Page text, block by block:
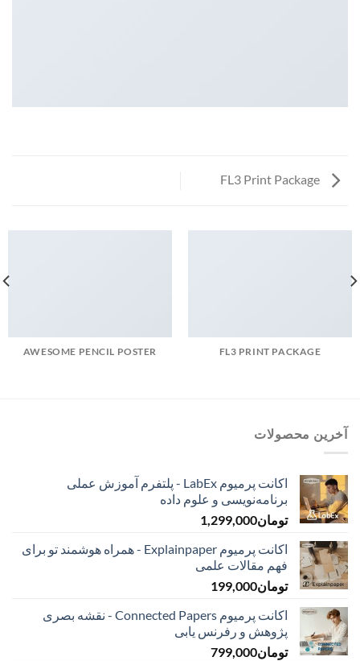
FL3 PRINT PACKAGE
AWESOME PENCIL POSTER
آخرین محصولات
اکانت پرمیوم LabEx - پلتفرم آموزش عملی
برنامه‌نویسی و علوم داده
تومان1,299,000
اکانت پرمیوم Explainpaper - همراه هوشمند تو برای
فهم مقالات علمی
تومان199,000
اکانت پرمیوم Connected Papers - نقشه بصری
پژوهش و رفرنس یابی
تومان799,000